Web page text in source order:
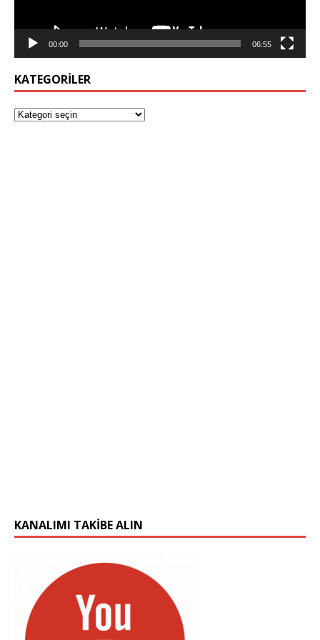
00:00 06:55
KATEGORILER
KANALIMI TAKIBE ALIN